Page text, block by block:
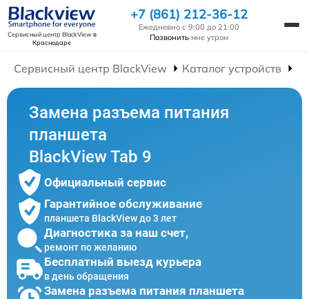
Сервисный центр BlackViewв
Краснодаре
+7 (861) 212-36-12
Ежедневно с 9:00 до 21:00
Позвонить мне утром
Сервисный центр BlackView Каталог устройств
Замена разъема питания
планшета
BlackView Tab 9
Официальный сервис
Гарантийное обслуживание
планшета BlackView до 3 лет
Диагностика за наш счет,
ремонт по желанию
Бесплатный выезд курьера
в день обращения
Замена разъема питания планшета